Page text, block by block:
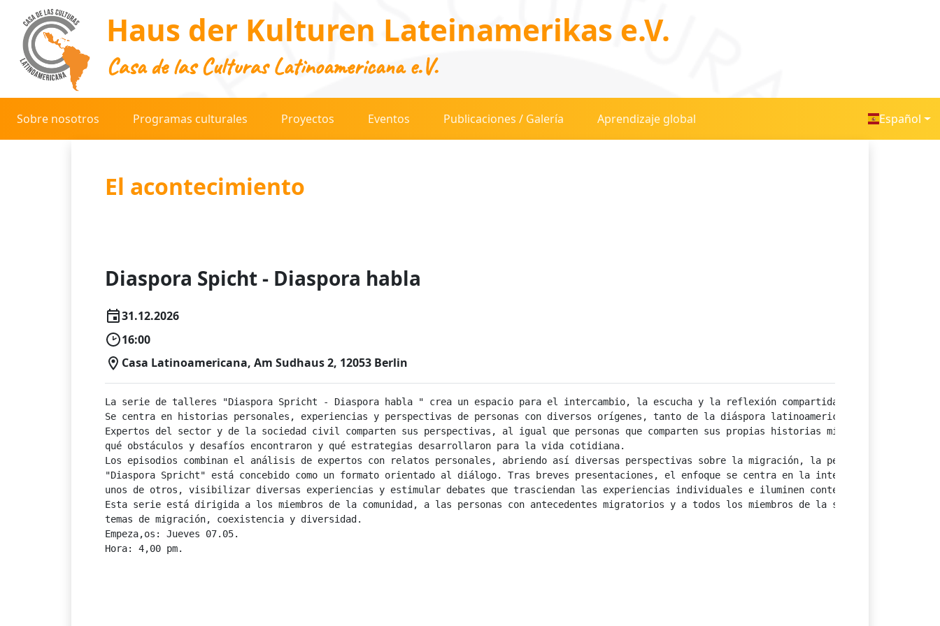
Haus der Kulturen Lateinamerikas e.V.
Casa de las Culturas Latinoamericana e.V.
Sobre nosotros Programas culturales Proyectos Eventos Publicaciones / Galería Aprendizaje global Español
El acontecimiento
Diaspora Spicht - Diaspora habla
31.12.2026
16:00
Casa Latinoamericana, Am Sudhaus 2, 12053 Berlin
La serie de talleres "Diaspora Spricht - Diaspora habla " crea un espacio para el intercambio, la escucha y la reflexión compartida sobre las
Se centra en historias personales, experiencias y perspectivas de personas con diversos orígenes, tanto de la diáspora latinoamericana como de la
Expertos del sector y de la sociedad civil comparten sus perspectivas, al igual que personas que comparten sus propias historias migratorias: qué
qué obstáculos y desafíos encontraron y qué estrategias desarrollaron para la vida cotidiana.
Los episodios combinan el análisis de expertos con relatos personales, abriendo así diversas perspectivas sobre la migración, la pertenencia y la
"Diaspora Spricht" está concebido como un formato orientado al diálogo. Tras breves presentaciones, el enfoque se centra en la interacción con el
unos de otros, visibilizar diversas experiencias y estimular debates que trasciendan las experiencias individuales e iluminen contextos sociales
Esta serie está dirigida a los miembros de la comunidad, a las personas con antecedentes migratorios y a todos los miembros de la sociedad de la
temas de migración, coexistencia y diversidad.
Empeza,os: Jueves 07.05.
Hora: 4,00 pm.